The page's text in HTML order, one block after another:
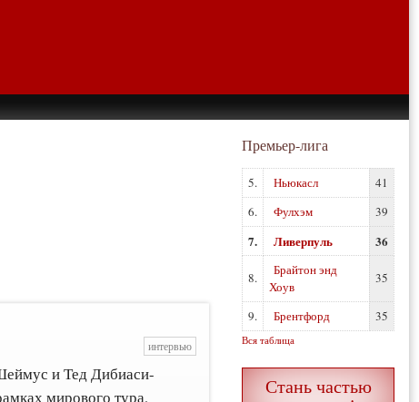
интервью
и Тед Дибиаси-
мирового тура,
Премьер-лига
5. Ньюкасл
41
6.
Фулхэм 39
7. Ливерпуль 36
8.
Брайтон энд
Хоув
35
9. Брентфорд 35
Вся таблица
Стань частью